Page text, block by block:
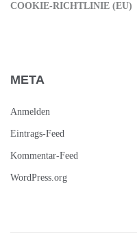
COOKIE-RICHTLINIE (EU)
META
Anmelden
Eintrags-Feed
Kommentar-Feed
WordPress.org